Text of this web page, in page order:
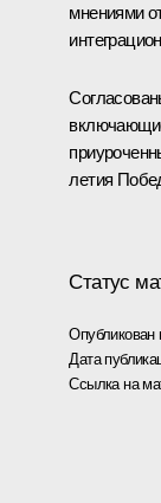
мнениями
летия
Статус
Опубликован
Дата
Ссылка на